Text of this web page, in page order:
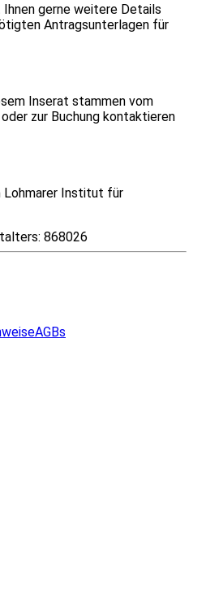
gerne weitere Details
Antragsunterlagen für
Inserat stammen vom
zur Buchung kontaktieren
Lohmarer Institut für
868026
AGBs